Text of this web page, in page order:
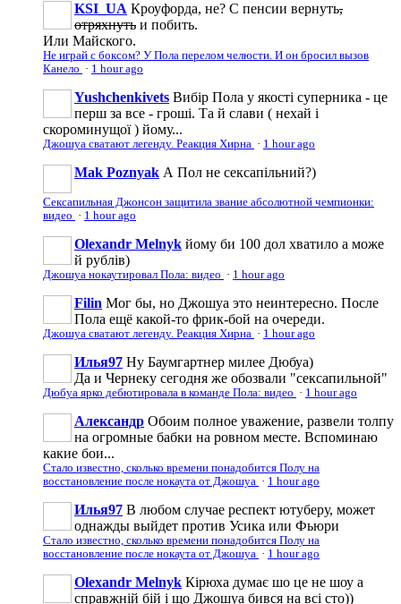
KSI_UA Кроуфорда, не? С пенсии вернуть,
отряхнуть и побить.
Или Майского.
Не играй с боксом? У Пола перелом челюсти. И он бросил вызов
Канело · 1 hour ago
Yushchenkivets Вибір Пола у якості суперника - це
перш за все - гроші. Та й слави ( нехай і
скороминущої ) йому...
Джошуа сватают легенду. Реакция Хирна · 1 hour ago
Mak Poznyak А Пол не сексапільний?)
Сексапильная Джонсон защитила звание абсолютной чемпионки:
видео · 1 hour ago
Olexandr Melnyk йому би 100 дол хватило а може
й рублів)
Джошуа нокаутировал Пола: видео · 1 hour ago
Filin Мог бы, но Джошуа это неинтересно. После
Пола ещё какой-то фрик-бой на очереди.
Джошуа сватают легенду. Реакция Хирна · 1 hour ago
Илья97 Ну Баумгартнер милее Дюбуа)
Да и Чернеку сегодня же обозвали "сексапильной"
Дюбуа ярко дебютировала в команде Пола: видео · 1 hour ago
Александр Обоим полное уважение, развели толпу
на огромные бабки на ровном месте. Вспоминаю
какие бои...
Стало известно, сколько времени понадобится Полу на
восстановление после нокаута от Джошуа · 1 hour ago
Илья97 В любом случае респект ютуберу, может
однажды выйдет против Усика или Фьюри
Стало известно, сколько времени понадобится Полу на
восстановление после нокаута от Джошуа · 1 hour ago
Olexandr Melnyk Кірюха думає шо це не шоу а
справжній бій і що Джошуа бився на всі сто))